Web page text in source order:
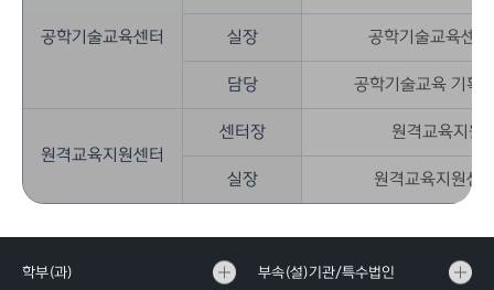
공학기술교육센터 실장 공학기술교육센
담당 공학기술교육 기획,
원격교육지원센터
센터장 원격교육지원
실장 원격교육지원센
학부(과) 부속(설)기관/특수법인